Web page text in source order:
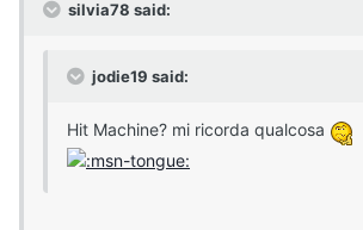
silvia78 said:
jodie19 said:
Hit Machine? mi ricorda qualcosa